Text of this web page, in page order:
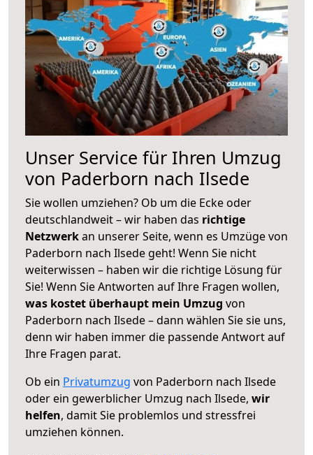
Unser Service für Ihren Umzug
von Paderborn nach Ilsede
Sie wollen umziehen? Ob um die Ecke oder
deutschlandweit – wir haben das richtige
Netzwerkan unserer Seite, wenn es Umzüge von
Paderborn nach Ilsede geht! Wenn Sie nicht
weiterwissen – haben wir die richtige Lösung für
Sie! Wenn Sie Antworten auf Ihre Fragen wollen,
was kostet überhaupt mein Umzug von
Paderborn nach Ilsede – dann wählen Sie sie uns,
denn wir haben immer die passende Antwort auf
Ihre Fragen parat.
Ob ein Privatumzug von Paderborn nach Ilsede
oder ein gewerblicher Umzug nach Ilsede, wir
helfen, damit Sie problemlos und stressfrei
umziehen können.